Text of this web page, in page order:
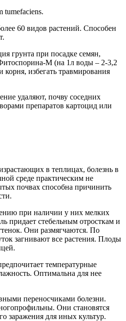
tumefaciens.
60 видов растений. Способен
грунта при посадке семян,
М (на 1л воды – 2-3,2
корня, избегать травмирования
удаляют, почву соседних
препаратов картоцид или
в теплицах, болезнь в
среде практическим не
почвах способна причинить
при наличии у них мелких
придает стебельным отросткам и
Они размягчаются. По
загнивают все растения. Плоды
температурные
Оптимальна для нее
переносчиками болезни.
Они становятся
заражения для иных культур.